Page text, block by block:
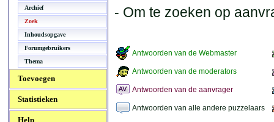
Archief
Zoek
Inhoudsopgave
Forumgebruikers
Thema
Toevoegen
Statistieken
Help
- Om te zoeken op
Antwoorden van de Webmaster
Antwoorden van de moderators
Antwoorden van de aanvrager
Antwoorden van alle andere puzzelaars